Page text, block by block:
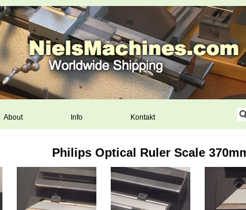
About Info Kontakt
Philips Optical Ruler Scale